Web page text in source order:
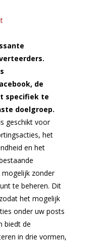
de
specifiek te
doelgroep.
geschikt voor
het
en het
zonder
te beheren. Dit
het mogelijk
onder uw posts
biedt de
in drie vormen,